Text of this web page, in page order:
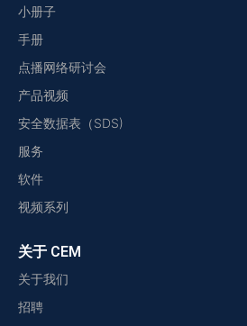
小册子
手册
点播网络研讨会
产品视频
安全数据表（SDS)
服务
软件
视频系列
关于 CEM
关于我们
招聘